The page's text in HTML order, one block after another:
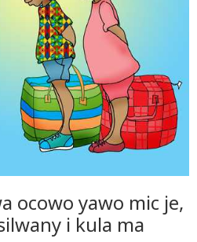
ocowo yawo mic je,
i kula ma